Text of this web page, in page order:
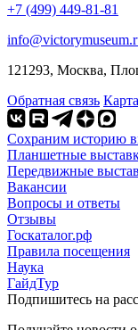
+7 (499) 449-81-81
121293, Москва,
Обратная связь
Сохраним историю
Планшетные
Передвижные
Вакансии
Вопросы и ответы
Отзывы
Госкаталог.рф
Правила посещения
Наука
ГайдТур
Подпишитесь на